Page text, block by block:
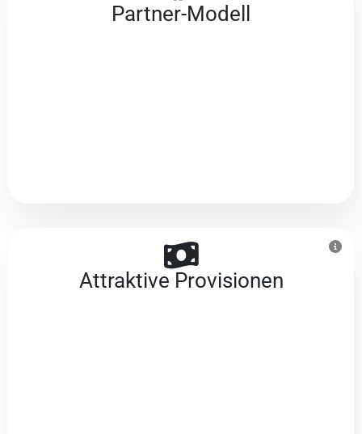
Partner-Modell
Attraktive Provisionen